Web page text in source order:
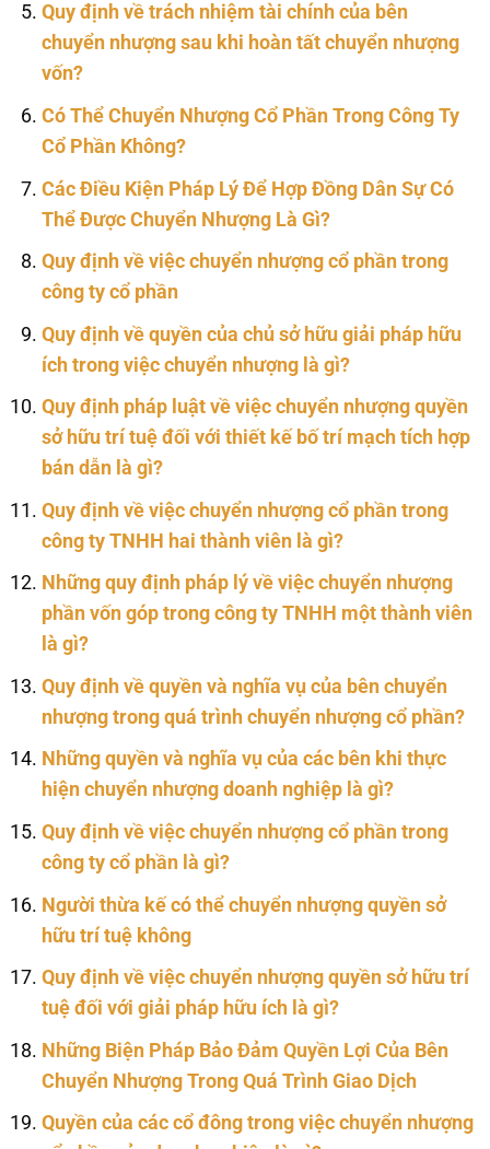
Quy định về trách nhiệm tài chính của bên
chuyển nhượng sau khi hoàn tất chuyển nhượng
vốn?
Có Thể Chuyển Nhượng Cổ Phần Trong Công Ty
Cổ Phần Không?
Các Điều Kiện Pháp Lý Để Hợp Đồng Dân Sự Có
Thể Được Chuyển Nhượng Là Gì?
Quy định về việc chuyển nhượng cổ phần trong
công ty cổ phần
Quy định về quyền của chủ sở hữu giải pháp hữu
ích trong việc chuyển nhượng là gì?
Quy định pháp luật về việc chuyển nhượng quyền
sở hữu trí tuệ đối với thiết kế bố trí mạch tích hợp
bán dẫn là gì?
Quy định về việc chuyển nhượng cổ phần trong
công ty TNHH hai thành viên là gì?
Những quy định pháp lý về việc chuyển nhượng
phần vốn góp trong công ty TNHH một thành viên
là gì?
Quy định về quyền và nghĩa vụ của bên chuyển
nhượng trong quá trình chuyển nhượng cổ phần?
Những quyền và nghĩa vụ của các bên khi thực
hiện chuyển nhượng doanh nghiệp là gì?
Quy định về việc chuyển nhượng cổ phần trong
công ty cổ phần là gì?
Người thừa kế có thể chuyển nhượng quyền sở
hữu trí tuệ không
Quy định về việc chuyển nhượng quyền sở hữu trí
tuệ đối với giải pháp hữu ích là gì?
Những Biện Pháp Bảo Đảm Quyền Lợi Của Bên
Chuyển Nhượng Trong Quá Trình Giao Dịch
Quyền của các cổ đông trong việc chuyển nhượng